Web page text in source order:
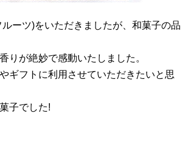
ーツ)をいただきましたが、和菓子の品
りが絶妙で感動いたしました。
ギフトに利用させていただきたいと思
子でした!